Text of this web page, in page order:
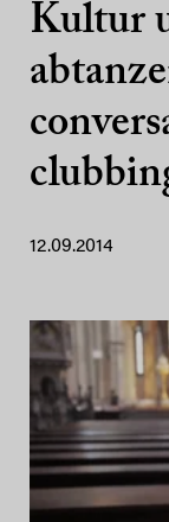
Kultur
12.09.2014